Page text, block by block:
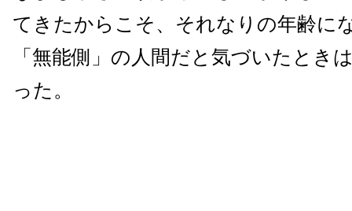
てきたからこそ、それなりの年齢に
「無能側」の人間だと気づいたとき
った。